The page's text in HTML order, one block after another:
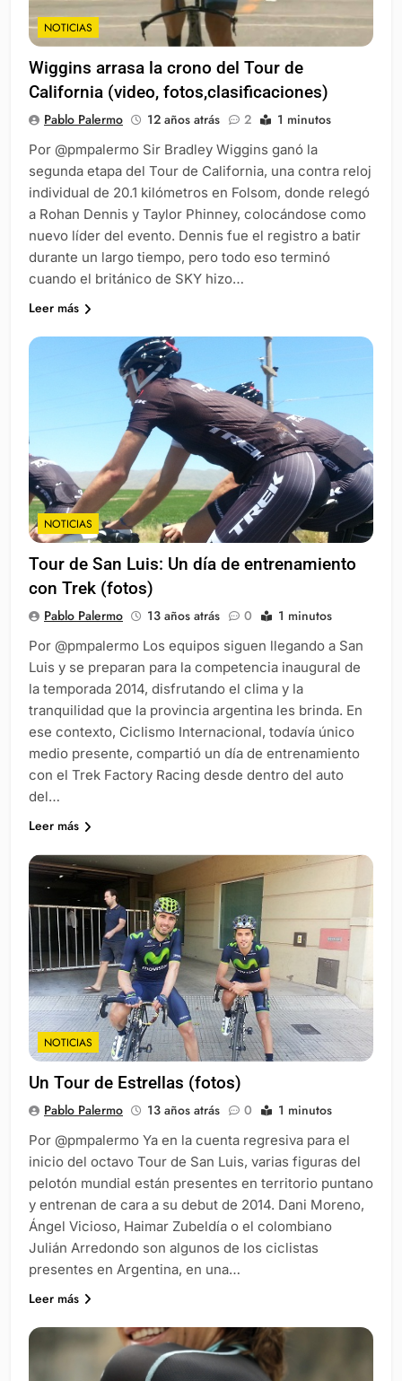
NOTICIAS
Wiggins arrasa la crono del Tour de
California (video, fotos,clasificaciones)
Pablo Palermo 12 años atrás 2 1 minutos
Por @pmpalermo Sir Bradley Wiggins ganó la
segunda etapa del Tour de California, una contra reloj
individual de 20.1 kilómetros en Folsom, donde relegó
a Rohan Dennis y Taylor Phinney, colocándose como
nuevo líder del evento. Dennis fue el registro a batir
durante un largo tiempo, pero todo eso terminó
cuando el británico de SKY hizo…
Leer más
NOTICIAS
Tour de San Luis: Un día de entrenamiento
con Trek (fotos)
Pablo Palermo 13 años atrás 0 1 minutos
Por @pmpalermo Los equipos siguen llegando a San
Luis y se preparan para la competencia inaugural de
la temporada 2014, disfrutando el clima y la
tranquilidad que la provincia argentina les brinda. En
ese contexto, Ciclismo Internacional, todavía único
medio presente, compartió un día de entrenamiento
con el Trek Factory Racing desde dentro del auto
del…
Leer más
NOTICIAS
Un Tour de Estrellas (fotos)
Pablo Palermo 13 años atrás 0 1 minutos
Por @pmpalermo Ya en la cuenta regresiva para el
inicio del octavo Tour de San Luis, varias figuras del
pelotón mundial están presentes en territorio puntano
y entrenan de cara a su debut de 2014. Dani Moreno,
Ángel Vicioso, Haimar Zubeldía o el colombiano
Julián Arredondo son algunos de los ciclistas
presentes en Argentina, en una…
Leer más